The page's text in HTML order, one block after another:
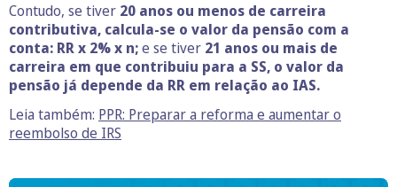
Contudo, se tiver 20 anos ou menos de carreira
contributiva, calcula-se o valor da pensão com a
conta: RR x 2% x n;e se tiver 21 anos ou mais de
carreira em que contribuiu para a SS, o valor da
pensão já depende da RR em relação ao IAS.
Leia também: PPR: Preparar a reforma e aumentar o
reembolso de IRS